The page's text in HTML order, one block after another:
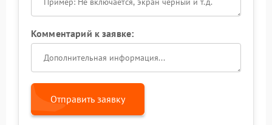
Комментарий к заявке:
Отправить заявку